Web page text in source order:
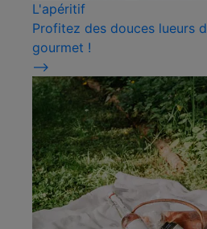
L'apéritif
Profitez des douces lueurs
gourmet !
⟶